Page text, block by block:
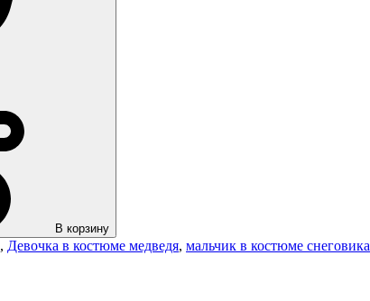
В корзину
, Девочка в костюме медведя, мальчик в костюме снеговика